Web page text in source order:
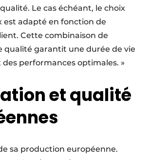
Le cas échéant, le choix
est adapté en fonction de
Cette combinaison de
qualité garantit une durée de vie
des performances optimales. »
et qualité
sa production européenne.